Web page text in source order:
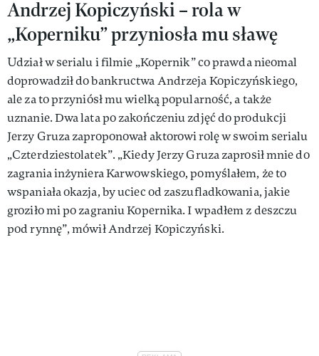
Andrzej Kopiczyński – rola w
„Koperniku” przyniosła mu sławę
Udział w serialu i filmie „Kopernik” co prawda nieomal
doprowadził do bankructwa Andrzeja Kopiczyńskiego,
ale za to przyniósł mu wielką popularność, a także
uznanie. Dwa lata po zakończeniu zdjęć do produkcji
Jerzy Gruza zaproponował aktorowi rolę w swoim serialu
„Czterdziestolatek”. „Kiedy Jerzy Gruza zaprosił mnie do
zagrania inżyniera Karwowskiego, pomyślałem, że to
wspaniała okazja, by uciec od zaszufladkowania, jakie
groziło mi po zagraniu Kopernika. I wpadłem z deszczu
pod rynnę”, mówił Andrzej Kopiczyński.